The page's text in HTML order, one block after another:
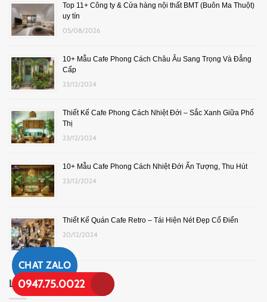
CHAT ZALO
0947.75.0022
Top 11+ Công ty & Cửa hàng nội thất BMT (Buôn Ma Thuột)
uy tín
05/08/2026
10+ Mẫu Cafe Phong Cách Châu Âu Sang Trọng Và Đẳng
Cấp
23/12/2024
Thiết Kế Cafe Phong Cách Nhiệt Đới – Sắc Xanh Giữa Phố
Thị
23/12/2024
10+ Mẫu Cafe Phong Cách Nhiệt Đới Ấn Tượng, Thu Hút
23/12/2024
Thiết Kế Quán Cafe Retro – Tái Hiện Nét Đẹp Cổ Điển
20/12/2024
LIÊN KẾT